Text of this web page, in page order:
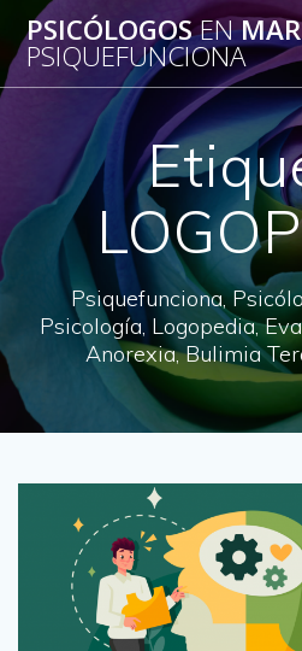
al
PSICÓLOGOSEN
PSIQUEFUNCIONA
Psiquefunciona,
Psicología, Logopedia,
Anorexia, Bulimia